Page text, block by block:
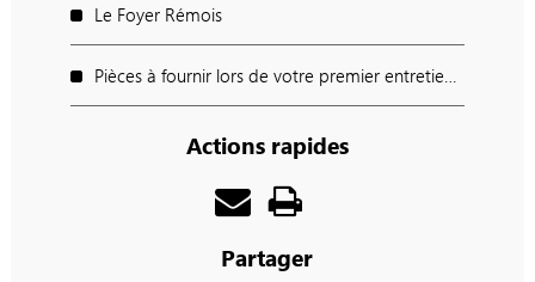
Le Foyer Rémois
Pièces à fournir lors de votre premier entretien avec les organismes logeurs :
Actions rapides
Partager